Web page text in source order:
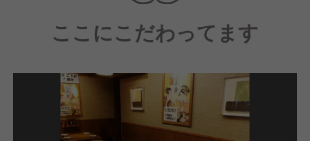
＜こんな方は大歓迎です！＞
・柔軟な思考でお店作りに参加してくれる方
・チームワークを大切に、仲間と協力して働くことが
・世の中にないものを提案していきたい方
・人と接し、人を喜ばせるのが好きな方
・キャリアアップしたいなど成長意欲のある方
ここにこだわってます